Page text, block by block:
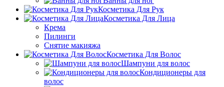
Косметика Для Рук
Косметика Для Лица
Крема
Пилинги
Снятие макияжа
Косметика Для Волос
Шампуни для волос
Кондиционеры для
волос